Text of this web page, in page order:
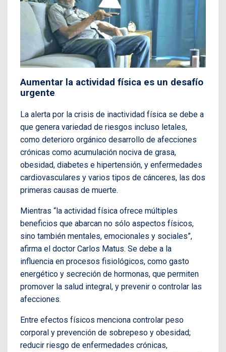
Aumentar la actividad física es un desafío
urgente
La alerta por la crisis de inactividad física se debe a
que genera variedad de riesgos incluso letales,
como deterioro orgánico desarrollo de afecciones
crónicas como acumulación nociva de grasa,
obesidad, diabetes e hipertensión, y enfermedades
cardiovasculares y varios tipos de cánceres, las dos
primeras causas de muerte.
Mientras “la actividad física ofrece múltiples
beneficios que abarcan no sólo aspectos físicos,
sino también mentales, emocionales y sociales”,
afirma el doctor Carlos Matus. Se debe a la
influencia en procesos fisiológicos, como gasto
energético y secreción de hormonas, que permiten
promover la salud integral, y prevenir o controlar las
afecciones.
Entre efectos físicos menciona controlar peso
corporal y prevención de sobrepeso y obesidad;
reducir riesgo de enfermedades crónicas,